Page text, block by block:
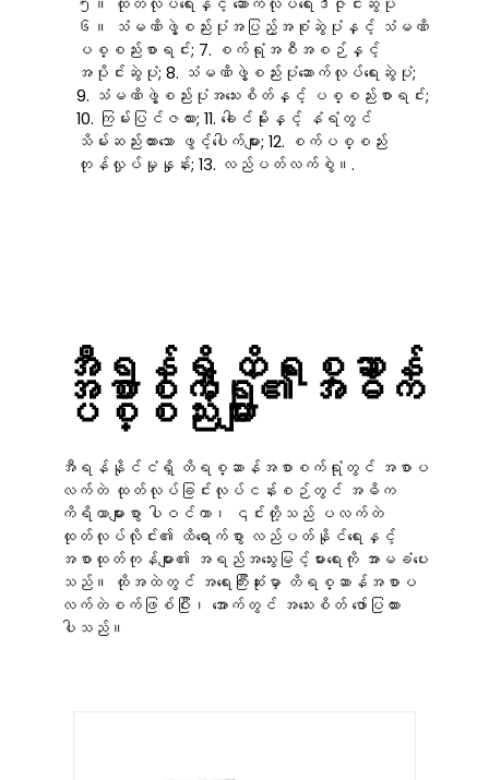
၅။ ထုတ်လုပ်ရေးနှင့် ဆောက်လုပ်ရေးဒီဇိုင်းဆွဲပုံ
၆။ သံမဏိဖွဲ့စည်းပုံအပြည့်အစုံဆွဲပုံနှင့် သံမဏိ
ပစ္စည်းစာရင်း; 7. စက်ရုံအစီအစဉ်နှင့်
အပိုင်းဆွဲပုံ; 8. သံမဏိဖွဲ့စည်းပုံဆောက်လုပ်ရေးဆွဲပုံ;
9. သံမဏိဖွဲ့စည်းပုံအသေးစိတ်နှင့် ပစ္စည်းစာရင်း;
10. ကြမ်းပြင်ဇယား; 11. ခေါင်မိုးနှင့် နံရံတွင်
သိမ်းဆည်းထားသော ဖွင့်ပေါက်များ; 12. စက်ပစ္စည်း
တုန်လှုပ်မှုနှုန်း; 13. လည်ပတ်လက်စွဲ။.
အီရန်ရှိ တိရစ္ဆာန်
အစာစက်ရုံ၏ အဓိက
ပစ္စည်းများ
အီရန်နိုင်ငံရှိ တိရစ္ဆာန်အစာစက်ရုံတွင် အစာပ
လက်တဲ ထုတ်လုပ်ခြင်းလုပ်ငန်းစဉ်တွင် အဓိက
ကိရိယာများစွာ ပါဝင်ကာ၊ ၎င်းတို့သည် ပလက်တဲ
ထုတ်လုပ်လိုင်း၏ ထိရောက်စွာ လည်ပတ်နိုင်ရေးနှင့်
အစာထုတ်ကုန်များ၏ အရည်အသွေးမြင့်မားရေးကို အာမခံပေး
သည်။ ထိုအထဲတွင် အရေးကြီးဆုံးမှာ တိရစ္ဆာန်အစာပ
လက်တဲစက်ဖြစ်ပြီး၊ အောက်တွင် အသေးစိတ် ဖော်ပြထား
ပါသည်။